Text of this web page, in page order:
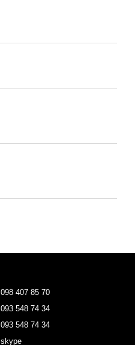
098 407 85 70
093 548 74 34
093 548 74 34
skype